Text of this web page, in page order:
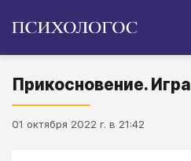
Прикосновение. Игра
01 октября 2022 г. в 21:42